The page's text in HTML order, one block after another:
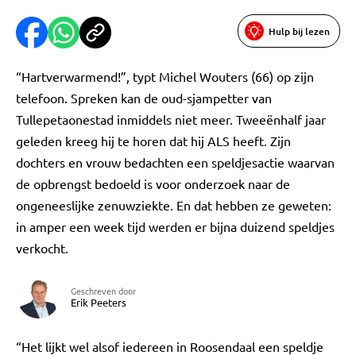
Hulp bij lezen
“Hartverwarmend!”, typt Michel Wouters (66) op zijn
telefoon. Spreken kan de oud-sjampetter van
Tullepetaonestad inmiddels niet meer. Tweeënhalf jaar
geleden kreeg hij te horen dat hij ALS heeft. Zijn
dochters en vrouw bedachten een speldjesactie waarvan
de opbrengst bedoeld is voor onderzoek naar de
ongeneeslijke zenuwziekte. En dat hebben ze geweten:
in amper een week tijd werden er bijna duizend speldjes
verkocht.
Geschreven door
Erik Peeters
“Het lijkt wel alsof iedereen in Roosendaal een speldje